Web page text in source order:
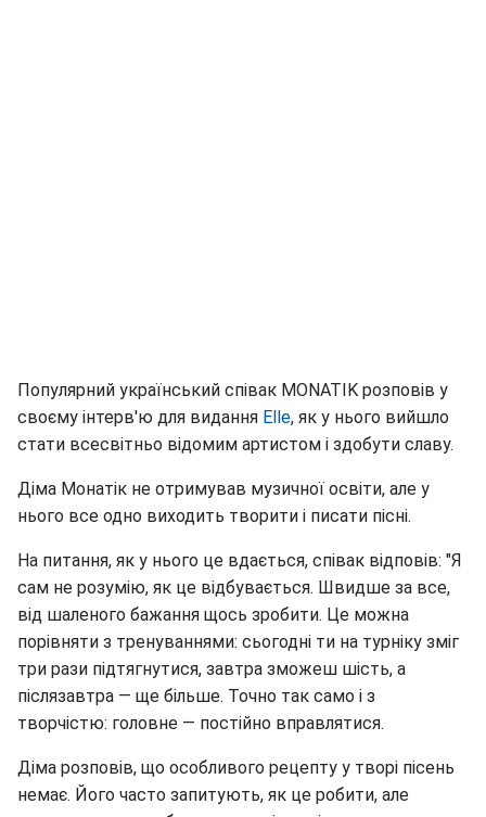
Популярний український співак MONATIK розповів у
своєму інтерв'ю для видання Elle, як у нього вийшло
стати всесвітньо відомим артистом і здобути славу.
Діма Монатік не отримував музичної освіти, але у
нього все одно виходить творити і писати пісні.
На питання, як у нього це вдається, співак відповів: "Я
сам не розумію, як це відбувається. Швидше за все,
від шаленого бажання щось зробити. Це можна
порівняти з тренуваннями: сьогодні ти на турніку зміг
три рази підтягнутися, завтра зможеш шість, а
післязавтра — ще більше. Точно так само і з
творчістю: головне — постійно вправлятися.
Діма розповів, що особливого рецепту у творі пісень
немає. Його часто запитують, як це робити, але